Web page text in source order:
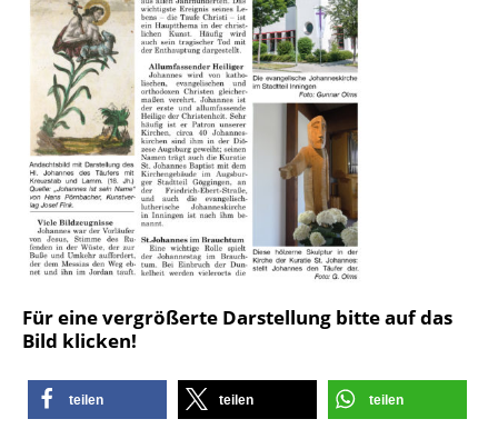
Für eine vergrößerte Darstellung bitte auf das
Bild klicken!
teilen teilen teilen